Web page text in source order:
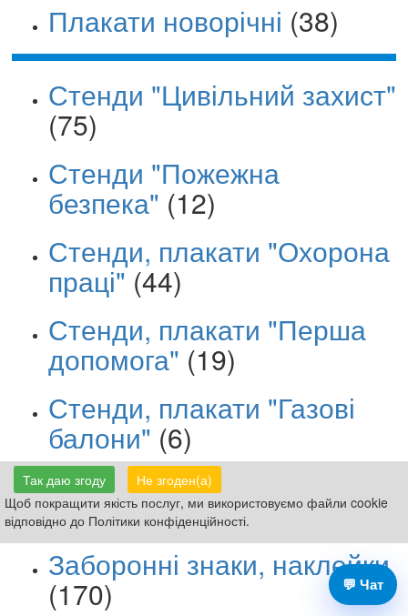
Так даю згоду
Не згоден(а)
Щоб покращити якість послуг, ми використовуємо файли cookie
відповідно до Політики конфіденційності.
Плакати новорічні (38)
Стенди "Цивільний захист"
(75)
Стенди "Пожежна
безпека" (12)
Стенди, плакати "Охорона
праці" (44)
Стенди, плакати "Перша
допомога" (19)
Стенди, плакати "Газові
балони" (6)
Стенди, плакати
"Електробезпека"(10)
Заборонні знаки, наклейки
(170) 💬 Чат